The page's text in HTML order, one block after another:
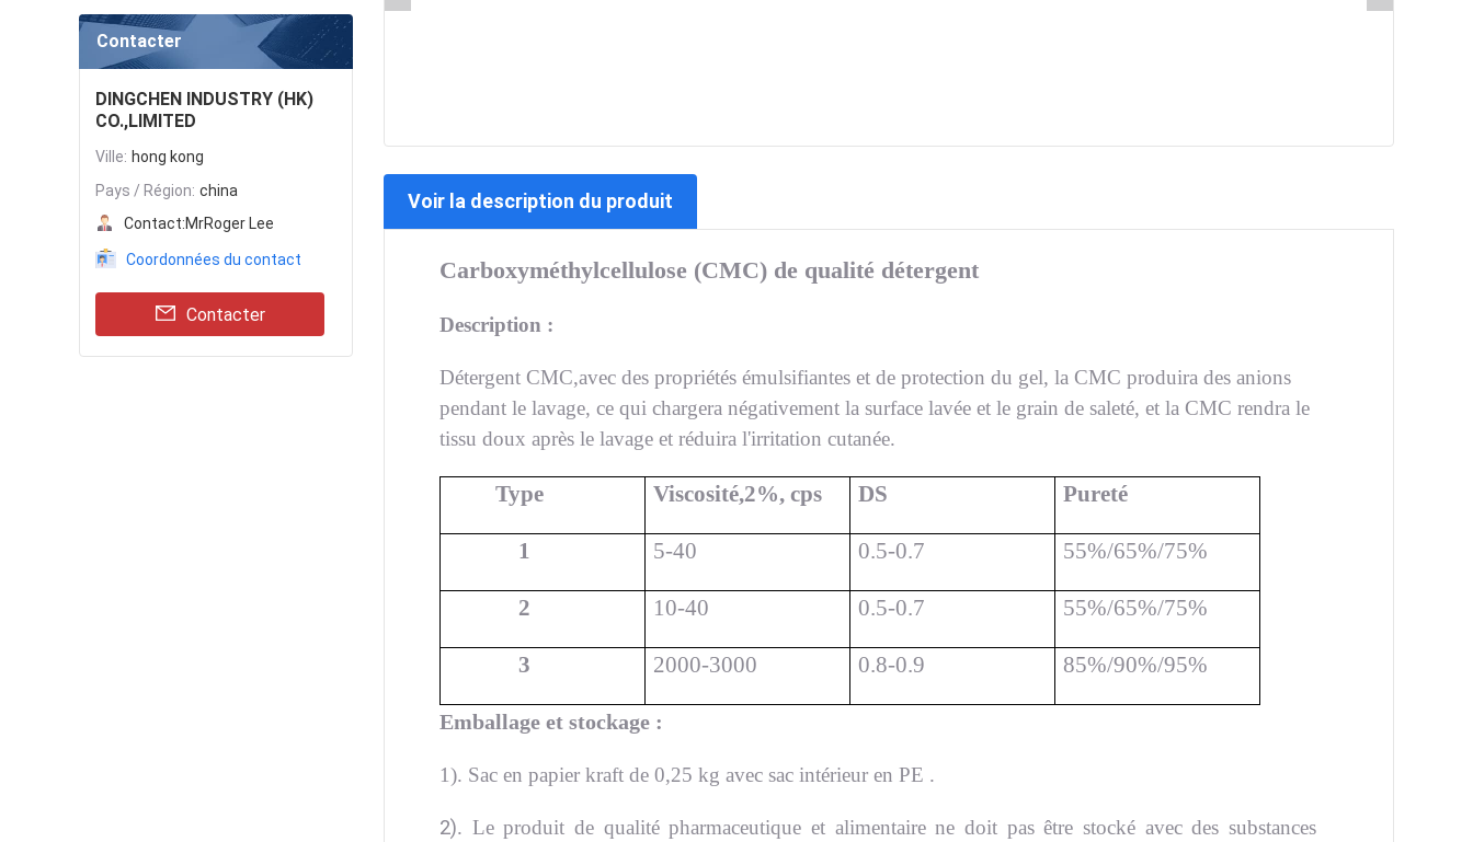
Contacter
DINGCHEN INDUSTRY (HK)
CO.,LIMITED
Ville: hong kong
Pays / Région: china
Contact:MrRoger Lee
Coordonnées du contact
Contacter
Voir la description du produit
Carboxyméthylcellulose (CMC) de qualité détergent
Description :
Détergent CMC,avec des propriétés émulsifiantes et de protection du gel, la CMC produira des anions
pendant le lavage, ce qui chargera négativement la surface lavée et le grain de saleté, et la CMC rendra le
tissu doux après le lavage et réduira l'irritation cutanée.
Type Viscosité,2%, cps DS Pureté
1 5-40 0.5-0.7 55%/65%/75%
2 10-40 0.5-0.7 55%/65%/75%
3 2000-3000 0.8-0.9 85%/90%/95%
Emballage et stockage :
1). Sac en papier kraft de 0,25 kg avec sac intérieur en PE .
2). Le produit de qualité pharmaceutique et alimentaire ne doit pas être stocké avec des substances